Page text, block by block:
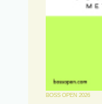
BOSS OPEN 2026